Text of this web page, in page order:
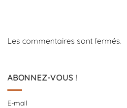
Les commentaires sont fermés.
ABONNEZ-VOUS !
E-mail